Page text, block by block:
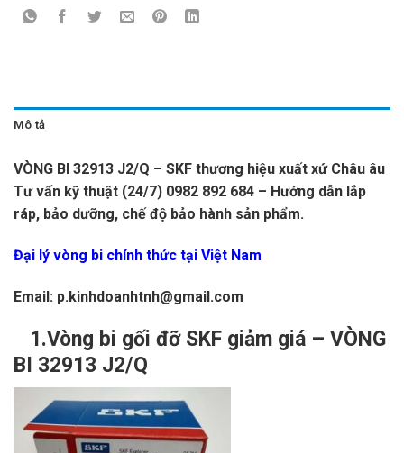
Mô tả
VÒNG BI 32913 J2/Q – SKF thương hiệu xuất xứ Châu âu
Tư vấn kỹ thuật (24/7) 0982 892 684 – Hướng dẫn lắp
ráp, bảo dưỡng, chế độ bảo hành sản phẩm.
Đại lý vòng bi chính thức tại Việt Nam
Email: p.kinhdoanhtnh@gmail.com
1.Vòng bi gối đỡ SKF giảm giá – VÒNG
BI 32913 J2/Q